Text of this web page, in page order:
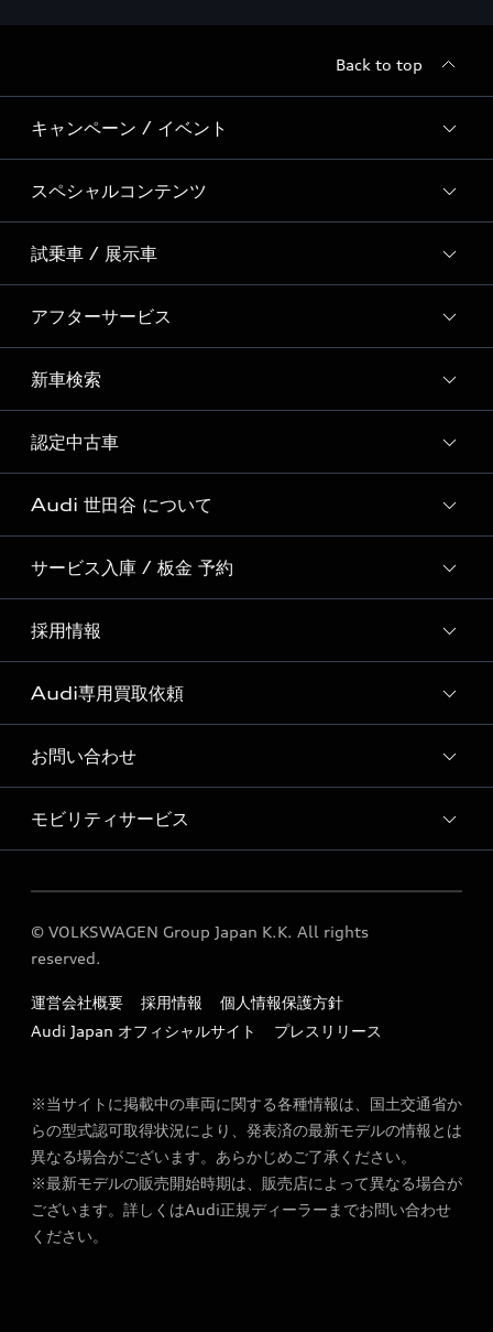
Back to top
キャンペーン / イベント
全国統一イベント
ディーラー独自イベント
スペシャルコンテンツ
スペシャルコンテンツ一覧
Event Report
Audi 自動車保険プレミアム
SNS
Welcome to Audi Life
試乗車 / 展示車
試乗予約
試乗車・展示車一覧
Audi GO（レンタカーサービス）
Audi Virtual Showroom
アフターサービス
サービスクオリティ
オリジナルサービスメニュー
Audi Cam
新車検索
新車検索
認定中古車
全国販売台数 No.1の実績
Audi認定中古車検索
Audi 世田谷 について
Audi 世田谷 店舗情報
Audi 世田谷 認定中古車コーナー
Audi 世田谷 運営会社概要
Audi 世田谷 お客様の声
ショールーム紹介動画
サービス入庫 / 板金 予約
Audi 世田谷 サービス入庫予約
ボディリペア（板金）予約サービス
採用情報
採用ページ
Audi専用買取依頼
Audi専用買取依頼フォーム
お問い合わせ
各種お問い合わせ
モビリティサービス
Audi GO（レンタカーサービス）
© VOLKSWAGEN Group Japan K.K. All rights
reserved.
運営会社概要 採用情報
個人情報保護方針
Audi Japan オフィシャルサイト
プレスリリース
※当サイトに掲載中の車両に関する各種情報は、国土交通省か
らの型式認可取得状況により、発表済の最新モデルの情報とは
異なる場合がございます。あらかじめご了承ください。
※最新モデルの販売開始時期は、販売店によって異なる場合が
ございます。詳しくはAudi正規ディーラーまでお問い合わせ
ください。